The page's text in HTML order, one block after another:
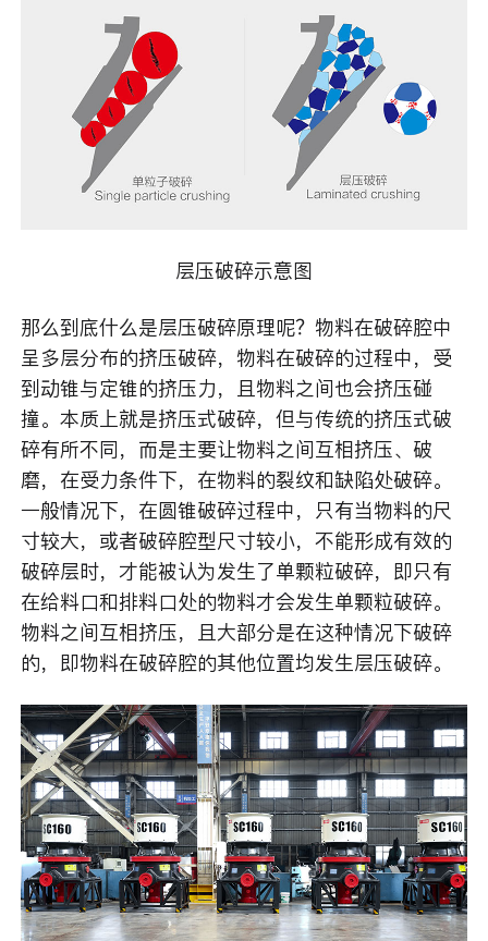
层压破碎示意图
那么到底什么是层压破碎原理呢？物料在破碎腔中
呈多层分布的挤压破碎，物料在破碎的过程中，受
到动锥与定锥的挤压力，且物料之间也会挤压碰
撞。本质上就是挤压式破碎，但与传统的挤压式破
碎有所不同，而是主要让物料之间互相挤压、破
磨，在受力条件下，在物料的裂纹和缺陷处破碎。
一般情况下，在圆锥破碎过程中，只有当物料的尺
寸较大，或者破碎腔型尺寸较小，不能形成有效的
破碎层时，才能被认为发生了单颗粒破碎，即只有
在给料口和排料口处的物料才会发生单颗粒破碎。
物料之间互相挤压，且大部分是在这种情况下破碎
的，即物料在破碎腔的其他位置均发生层压破碎。